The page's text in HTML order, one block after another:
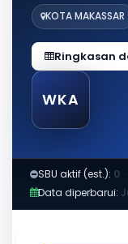
KOTA MAKASSAR
Ringkasan
WKA
SBU aktif (est.): 0 ·
Data diperbarui: